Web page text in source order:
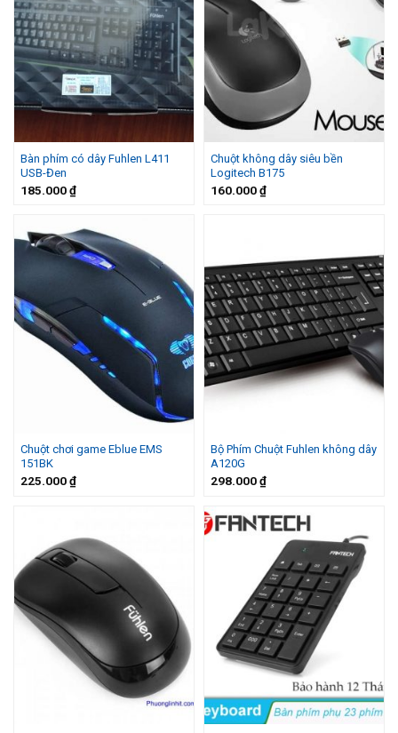
Bàn phím có dây Fuhlen L411
USB-Đen
185.000₫
Chuột không dây siêu bền
Logitech B175
160.000₫
Chuột chơi game Eblue EMS
151BK
225.000₫
Bộ Phím Chuột Fuhlen không dây
A120G
298.000₫